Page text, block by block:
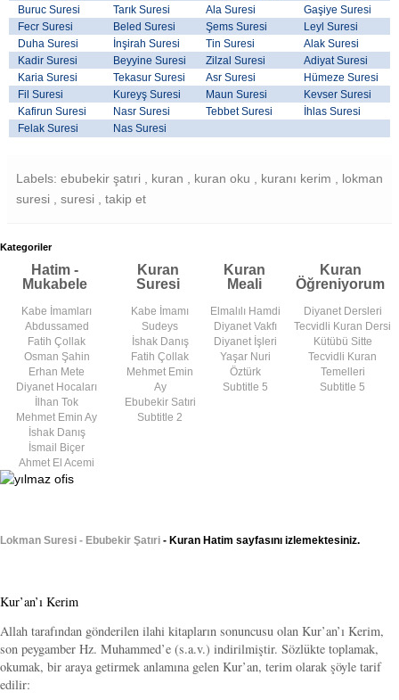
Buruc Suresi
Tarık Suresi Ala Suresi
Gaşiye Suresi
Fecr Suresi
Beled Suresi Şems Suresi
Leyl Suresi
Duha Suresi
İnşirah Suresi Tin Suresi
Alak Suresi
Kadir Suresi
Beyyine Suresi Zilzal Suresi
Adiyat Suresi
Karia Suresi
Tekasur Suresi Asr Suresi
Hümeze Suresi
Fil Suresi
Kureyş Suresi Maun Suresi
Kevser Suresi
Kafirun Suresi
Nasr Suresi Tebbet Suresi
İhlas Suresi
Felak Suresi
Nas Suresi
Labels: ebubekir şatıri , kuran , kuran oku , kuranı kerim , lokman
suresi , suresi , takip et
Kategoriler
Hatim -
Mukabele
Kuran
Suresi
Kuran
Meali
Kuran
Öğreniyorum
Kabe İmamları
Abdussamed
Fatih Çollak
Osman Şahin
Erhan Mete
Diyanet Hocaları
İlhan Tok
Mehmet Emin Ay
İshak Danış
İsmail Biçer
Ahmet El Acemi
Kabe İmamı
Sudeys
İshak Danış
Fatih Çollak
Mehmet Emin
Ay
Ebubekir Satıri
Subtitle 2
Elmalılı Hamdi
Diyanet Vakfı
Diyanet İşleri
Yaşar Nuri
Öztürk
Subtitle 5
Diyanet Dersleri
Tecvidli Kuran Dersi
Kütübü Sitte
Tecvidli Kuran
Temelleri
Subtitle 5
Lokman Suresi - Ebubekir Şatıri - Kuran Hatim sayfasını izlemektesiniz.
Kur’an’ı Kerim
Allah tarafından gönderilen ilahi kitapların sonuncusu olan Kur’an’ı Kerim,
son peygamber Hz. Muhammed’e (s.a.v.) indirilmiştir. Sözlükte toplamak,
okumak, bir araya getirmek anlamına gelen Kur’an, terim olarak şöyle tarif
edilir: